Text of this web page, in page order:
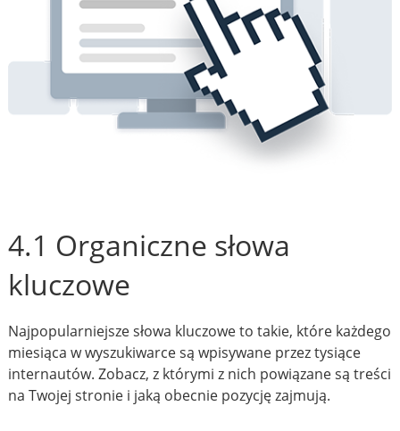
4.1 Organiczne słowa
kluczowe
Najpopularniejsze słowa kluczowe to takie, które każdego
miesiąca w wyszukiwarce są wpisywane przez tysiące
internautów. Zobacz, z którymi z nich powiązane są treści
na Twojej stronie i jaką obecnie pozycję zajmują.